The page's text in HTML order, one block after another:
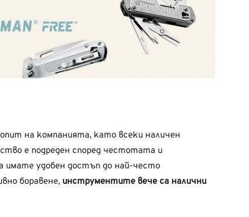
на компанията, като всеки наличен
е подреден според честотата и
имате удобен достъп до най-често
боравене, инструментите вече са налични